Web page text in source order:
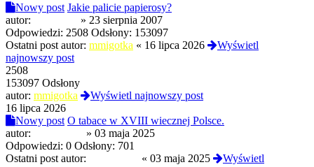
Nowy post Jakie palicie papierosy?
autor:
» 23 sierpnia 2007
Odpowiedzi: 2508 Odsłony: 153097
Ostatni post autor: mmigotka « 16 lipca 2026
Wyświetl
najnowszy post
2508
153097 Odsłony
autor: mmigotka
Wyświetl najnowszy post
16 lipca 2026
Nowy post O tabace w XVIII wiecznej Polsce.
autor:
» 03 maja 2025
Odpowiedzi: 0 Odsłony: 701
Ostatni post autor:
« 03 maja 2025
Wyświetl